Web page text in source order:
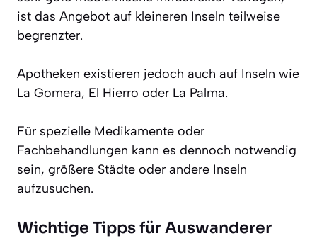
ist das Angebot auf kleineren Inseln teilweise
begrenzter.
Apotheken existieren jedoch auch auf Inseln wie
La Gomera, El Hierro oder La Palma.
Für spezielle Medikamente oder
Fachbehandlungen kann es dennoch notwendig
sein, größere Städte oder andere Inseln
aufzusuchen.
Wichtige Tipps für Auswanderer